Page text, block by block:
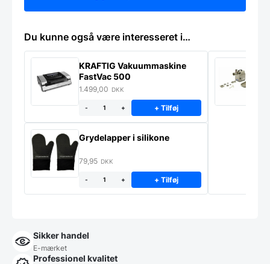
Du kunne også være interesseret i…
KRAFTIG Vakuummaskine
FastVac 500
1.499,00 DKK
- + + Tilføj
Grydelapper i silikone
79,95 DKK
- + + Tilføj
Sikker handel
E-mærket
Professionel kvalitet